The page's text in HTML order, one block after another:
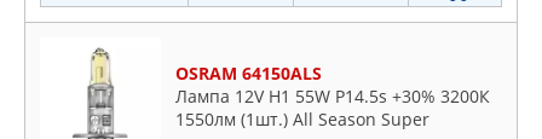
OSRAM 64150ALS
Лампа 12V H1 55W P14.5s +30% 3200К
1550лм (1шт.) All Season Super